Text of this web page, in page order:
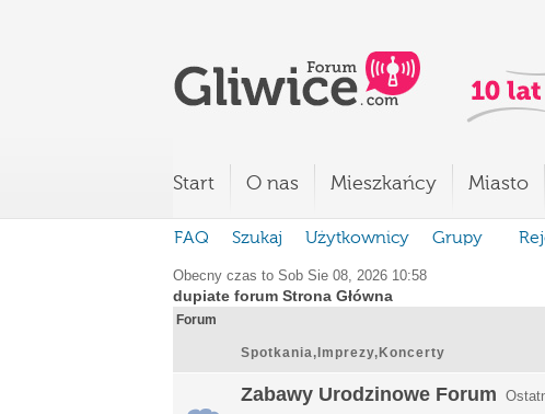
Start O nas Mieszkańcy Miasto
FAQ Szukaj Użytkownicy Grupy
Obecny czas to Sob Sie 08, 2026 10:58
dupiate forum Strona Główna
Forum
Spotkania,Imprezy,Koncerty
Zabawy Urodzinowe Forum